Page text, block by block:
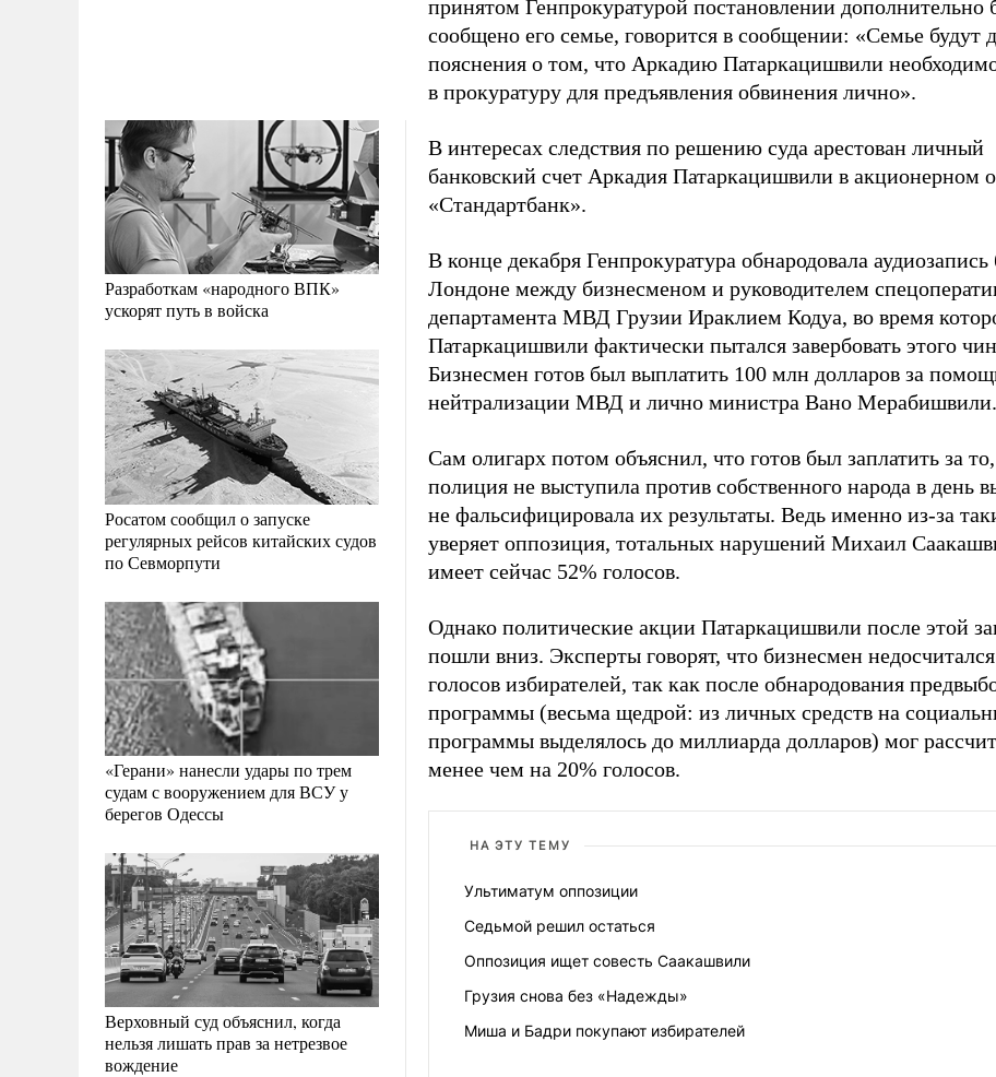
Разработкам «народного ВПК»
ускорят путь в войска
Росатом сообщил о запуске
регулярных рейсов китайских судов
по Севморпути
«Герани» нанесли удары по трем
судам с вооружением для ВСУ у
берегов Одессы
Верховный суд объяснил, когда
нельзя лишать прав за нетрезвое
вождение
принятом Генпрокуратурой постановлении дополнительно
сообщено его семье, говорится в сообщении: «Семье будут
пояснения о том, что Аркадию Патаркацишвили
в прокуратуру для предъявления обвинения лично».
В интересах следствия по решению суда арестован личный
банковский счет Аркадия Патаркацишвили в акционерном
«Стандартбанк».
В конце декабря Генпрокуратура обнародовала аудиозапись
Лондоне между бизнесменом и руководителем
департамента МВД Грузии Ираклием Кодуа, во время
Патаркацишвили фактически пытался завербовать этого
Бизнесмен готов был выплатить 100 млн долларов за
нейтрализации МВД и лично министра Вано Мерабишвили.
Сам олигарх потом объяснил, что готов был заплатить за
полиция не выступила против собственного народа в день
не фальсифицировала их результаты. Ведь именно из-за
уверяет оппозиция, тотальных нарушений Михаил
имеет сейчас 52% голосов.
Однако политические акции Патаркацишвили после этой
пошли вниз. Эксперты говорят, что бизнесмен
голосов избирателей, так как после обнародования
программы (весьма щедрой: из личных средств на
программы выделялось до миллиарда долларов) мог
менее чем на 20% голосов.
НА ЭТУ ТЕМУ
Ультиматум оппозиции
Седьмой решил остаться
Оппозиция ищет совесть Саакашвили
Грузия снова без «Надежды»
Миша и Бадри покупают избирателей